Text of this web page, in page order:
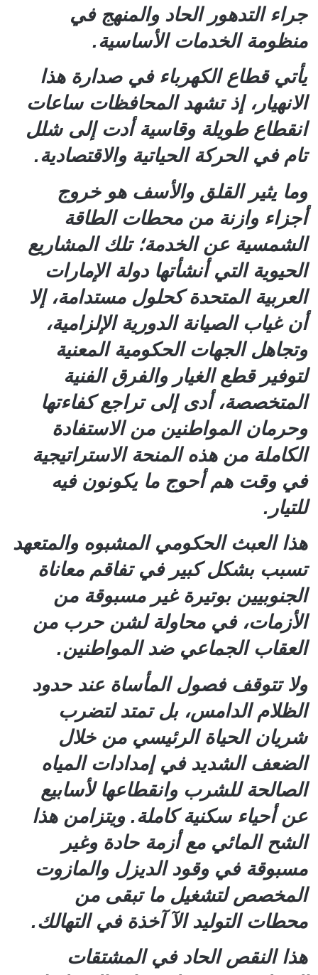
جراء التدهور الحاد والمنهج في
منظومة الخدمات الأساسية.
يأتي قطاع الكهرباء في صدارة هذا
الانهيار، إذ تشهد المحافظات ساعات
انقطاع طويلة وقاسية أدت إلى شلل
تام في الحركة الحياتية والاقتصادية.
وما يثير القلق والأسف هو خروج
أجزاء وازنة من محطات الطاقة
الشمسية عن الخدمة؛ تلك المشاريع
الحيوية التي أنشأتها دولة الإمارات
العربية المتحدة كحلول مستدامة، إلا
أن غياب الصيانة الدورية الإلزامية،
وتجاهل الجهات الحكومية المعنية
لتوفير قطع الغيار والفرق الفنية
المتخصصة، أدى إلى تراجع كفاءتها
وحرمان المواطنين من الاستفادة
الكاملة من هذه المنحة الاستراتيجية
في وقت هم أحوج ما يكونون فيه
للتيار.
هذا العبث الحكومي المشبوه والمتعهد
تسبب بشكل كبير في تفاقم معاناة
الجنوبيين بوتيرة غير مسبوقة من
الأزمات، في محاولة لشن حرب من
العقاب الجماعي ضد المواطنين.
ولا تتوقف فصول المأساة عند حدود
الظلام الدامس، بل تمتد لتضرب
شريان الحياة الرئيسي من خلال
الضعف الشديد في إمدادات المياه
الصالحة للشرب وانقطاعها لأسابيع
عن أحياء سكنية كاملة. ويتزامن هذا
الشح المائي مع أزمة حادة وغير
مسبوقة في وقود الديزل والمازوت
المخصص لتشغيل ما تبقى من
محطات التوليد الآ آخذة في التهالك.
هذا النقص الحاد في المشتقات